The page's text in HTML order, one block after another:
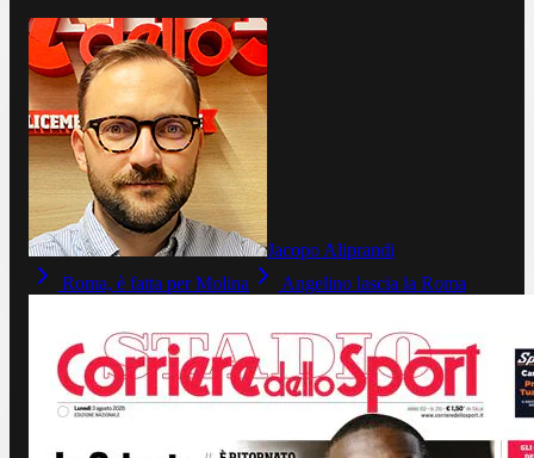
Jacopo Aliprandi
Roma, è fatta per Molina
Angelino lascia la Roma